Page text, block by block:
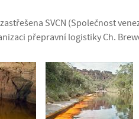
SVCN (Společnost
přepravní logistiky Ch.